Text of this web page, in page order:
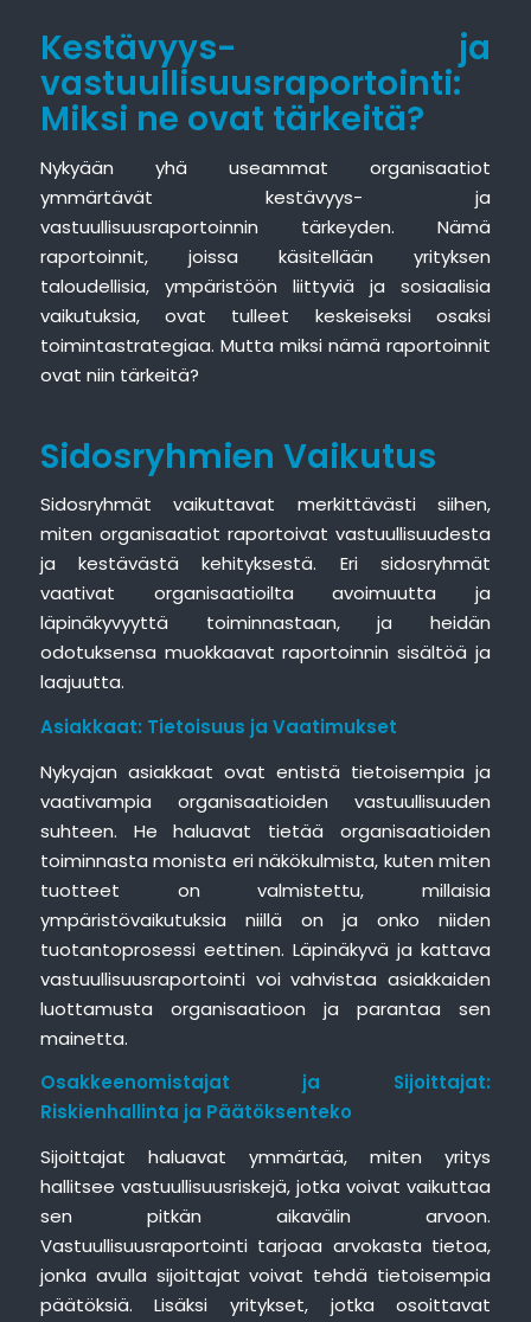
Kestävyys- ja
vastuullisuusraportointi:
Miksi ne ovat tärkeitä?
Nykyään yhä useammat organisaatiot
ymmärtävät kestävyys- ja
vastuullisuusraportoinnin tärkeyden. Nämä
raportoinnit, joissa käsitellään yrityksen
taloudellisia, ympäristöön liittyviä ja sosiaalisia
vaikutuksia, ovat tulleet keskeiseksi osaksi
toimintastrategiaa. Mutta miksi nämä raportoinnit
ovat niin tärkeitä?
Sidosryhmien Vaikutus
Sidosryhmät vaikuttavat merkittävästi siihen,
miten organisaatiot raportoivat vastuullisuudesta
ja kestävästä kehityksestä. Eri sidosryhmät
vaativat organisaatioilta avoimuutta ja
läpinäkyvyyttä toiminnastaan, ja heidän
odotuksensa muokkaavat raportoinnin sisältöä ja
laajuutta.
Asiakkaat: Tietoisuus ja Vaatimukset
Nykyajan asiakkaat ovat entistä tietoisempia ja
vaativampia organisaatioiden vastuullisuuden
suhteen. He haluavat tietää organisaatioiden
toiminnasta monista eri näkökulmista, kuten miten
tuotteet on valmistettu, millaisia
ympäristövaikutuksia niillä on ja onko niiden
tuotantoprosessi eettinen. Läpinäkyvä ja kattava
vastuullisuusraportointi voi vahvistaa asiakkaiden
luottamusta organisaatioon ja parantaa sen
mainetta.
Osakkeenomistajat ja Sijoittajat:
Riskienhallinta ja Päätöksenteko
Sijoittajat haluavat ymmärtää, miten yritys
hallitsee vastuullisuusriskejä, jotka voivat vaikuttaa
sen pitkän aikavälin arvoon.
Vastuullisuusraportointi tarjoaa arvokasta tietoa,
jonka avulla sijoittajat voivat tehdä tietoisempia
päätöksiä. Lisäksi yritykset, jotka osoittavat